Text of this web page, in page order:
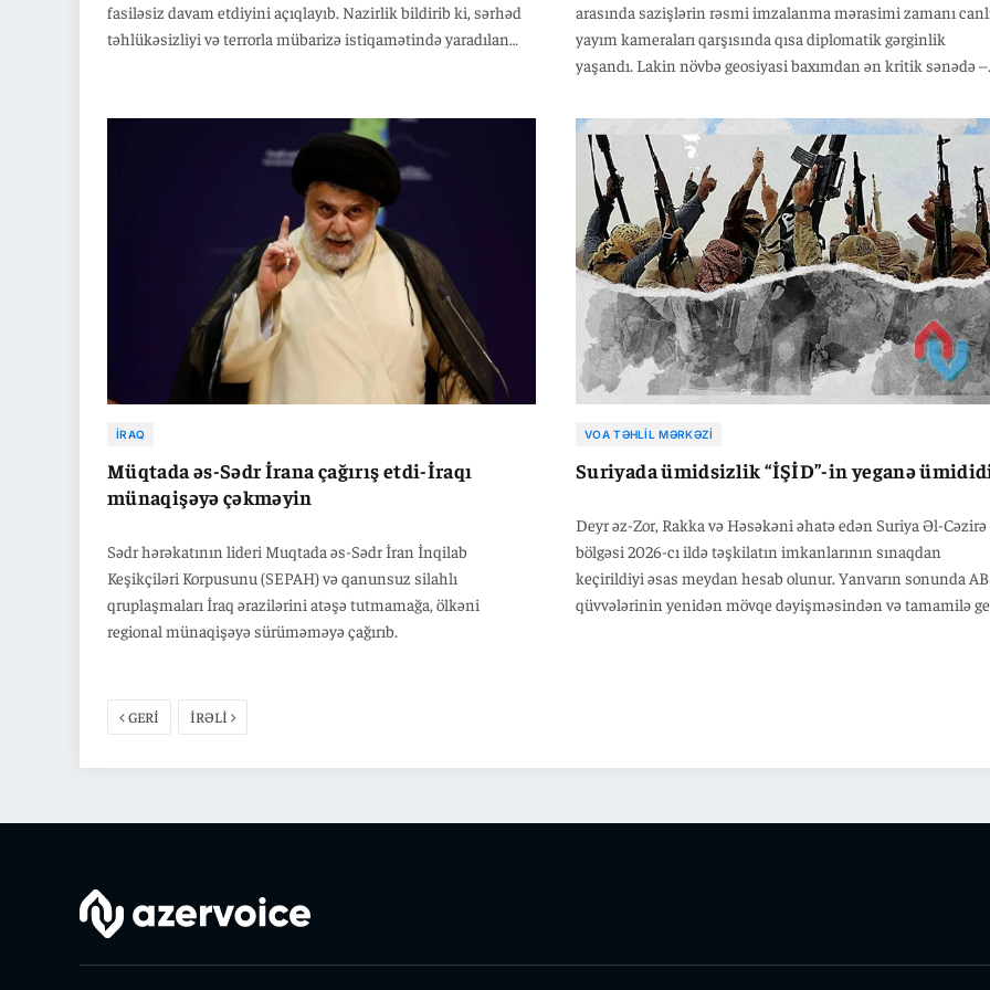
fasiləsiz davam etdiyini açıqlayıb. Nazirlik bildirib ki, sərhəd
təhlükəsizliyi və terrorla mübarizə istiqamətində yaradılan
arasında sazişlərin rəsmi imzalanma mərasimi zamanı
yayım kameraları qarşısında qısa diplomatik gərginlik
yaşandı. Lakin növbə geosiyasi baxımdan ən kritik sənədə –
dollarlıq “İnkişaf Yolu” layihəsinə daxil olan Nəqliyyat
sahəsində Əməkdaşlıq Sazişinə çatanda, salona birdən-birə
ağır bir sükut çökdü.
İRAQ
Müqtada əs-Sədr İrana çağırış etdi-İraqı
münaqişəyə çəkməyin
Sədr hərəkatının lideri Muqtada əs-Sədr İran İnqilab
Keşikçiləri Korpusunu (SEPAH) və qanunsuz silahlı
qruplaşmaları İraq ərazilərini atəşə tutmamağa, ölkəni
regional münaqişəyə sürüməməyə çağırıb.
VOA TƏHLIL MƏRKƏZI
Suriyada ümidsizlik “İŞİD”-in yeganə
Deyr əz-Zor, Rakka və Həsəkəni əhatə edən Suriya Əl-Cəzirə
bölgəsi 2026-cı ildə təşkilatın imkanlarının sınaqdan
keçirildiyi əsas meydan hesab olunur. Yanvarın sonunda
qüvvələrinin yenidən mövqe dəyişməsindən və tamamilə
GERİ İRƏLİ